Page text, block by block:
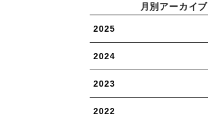
月別アーカイブ
2025
2024
2023
2022